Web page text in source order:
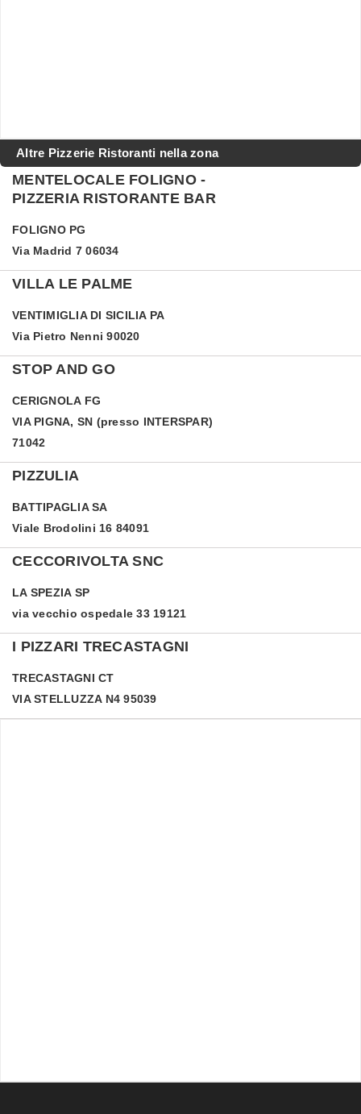
Altre Pizzerie Ristoranti nella zona
MENTELOCALE FOLIGNO -
PIZZERIA RISTORANTE BAR
FOLIGNO PG
Via Madrid 7 06034
VILLA LE PALME
VENTIMIGLIA DI SICILIA PA
Via Pietro Nenni 90020
STOP AND GO
CERIGNOLA FG
VIA PIGNA, SN (presso INTERSPAR)
71042
PIZZULIA
BATTIPAGLIA SA
Viale Brodolini 16 84091
CECCORIVOLTA SNC
LA SPEZIA SP
via vecchio ospedale 33 19121
I PIZZARI TRECASTAGNI
TRECASTAGNI CT
VIA STELLUZZA N4 95039